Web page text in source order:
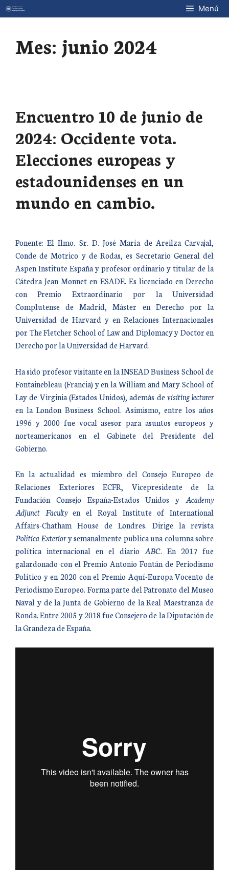
Saltar
al
Menú
Mes: junio 2024
Encuentro 10 de junio de
2024: Occidente vota.
Elecciones europeas y
estadounidenses en un
mundo en cambio.
Ponente: El Ilmo. Sr. D. José María de Areilza Carvajal,
Conde de Motrico y de Rodas, es Secretario General del
Aspen Institute España y profesor ordinario y titular de la
Cátedra Jean Monnet en ESADE. Es licenciado en Derecho
con Premio Extraordinario por la Universidad
Complutense de Madrid, Máster en Derecho por la
Universidad de Harvard y en Relaciones Internacionales
por The Fletcher School of Law and Diplomacy y Doctor en
Derecho por la Universidad de Harvard.
Ha sido profesor visitante en la INSEAD Business School de
Fontainebleau (Francia) y en la William and Mary School of
Lay de Virginia (Estados Unidos), además devisiting lecturer
en la London Business School. Asimismo, entre los años
1996 y 2000 fue vocal asesor para asuntos europeos y
norteamericanos en el Gabinete del Presidente del
Gobierno.
En la actualidad es miembro del Consejo Europeo de
Relaciones Exteriores ECFR, Vicepresidente de la
Fundación Consejo España-Estados Unidos y Academy
Adjunct Facultyen el Royal Institute of International
Affairs-Chatham House de Londres. Dirige la revista
Política Exteriory semanalmente publica una columna sobre
política internacional en el diario ABC. En 2017 fue
galardonado con el Premio Antonio Fontán de Periodismo
Político y en 2020 con el Premio Aquí-Europa Vocento de
Periodismo Europeo. Forma parte del Patronato del Museo
Naval y de la Junta de Gobierno de la Real Maestranza de
Ronda. Entre 2005 y 2018 fue Consejero de la Diputación de
la Grandeza de España.